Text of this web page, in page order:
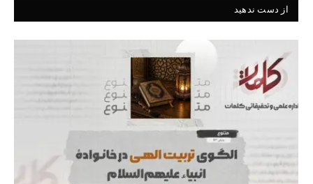
از دست ندهید